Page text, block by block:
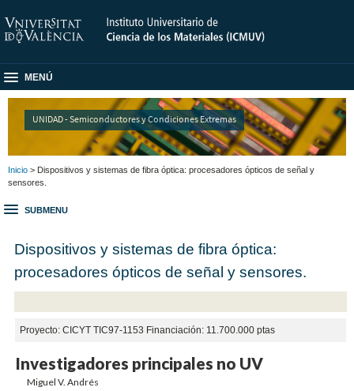
MENÚ
UNIDAD - Semiconductores y Condiciones Extremas
Inicio > Dispositivos y sistemas de fibra óptica: procesadores ópticos de señal y
sensores.
SUBMENU
Dispositivos y sistemas de fibra óptica:
procesadores ópticos de señal y sensores.
Proyecto: CICYT TIC97-1153 Financiación: 11.700.000 ptas
Investigadores principales no UV
Miguel V. Andrés